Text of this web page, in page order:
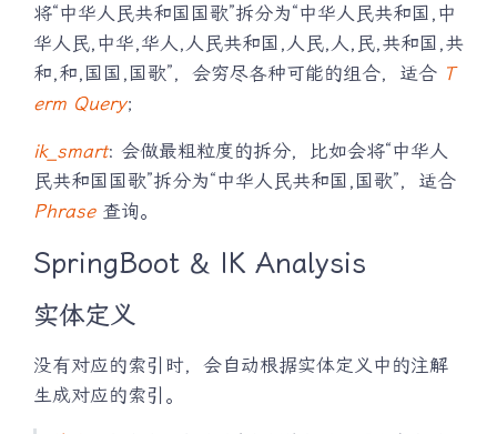
将“中华人民共和国国歌”拆分为“中华人民共和国,中
华人民,中华,华人,人民共和国,人民,人,民,共和国,共
和,和,国国,国歌”，会穷尽各种可能的组合，适合 T
erm Query；
ik_smart: 会做最粗粒度的拆分，比如会将“中华人
民共和国国歌”拆分为“中华人民共和国,国歌”，适合
Phrase查询。
SpringBoot & IK Analysis
实体定义
没有对应的索引时，会自动根据实体定义中的注解
生成对应的索引。